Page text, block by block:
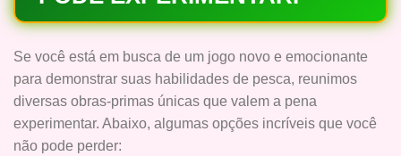
Se você está em busca de um jogo novo e emocionante
para demonstrar suas habilidades de pesca, reunimos
diversas obras-primas únicas que valem a pena
experimentar. Abaixo, algumas opções incríveis que você
não pode perder: